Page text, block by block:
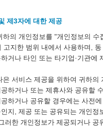
제3자에 대한 제공
하의 개인정보를 "개인정보의 수
고지한 범위 내에서 사용하며, 동
거나 타인 또는 타기업·기관에
은 서비스 제공을 위하여 귀하의
하거나 또는 제휴사와 공유할
하거나 공유할 경우에는 사전에
지, 제공 또는 공유되는 개인정
러한 개인정보가 제공되거나 공